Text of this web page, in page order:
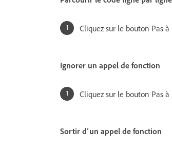
Cliquez sur le bouton Pas
Ignorer un appel de fonction
Cliquez sur le bouton Pas
Sortir d’un appel de fonction